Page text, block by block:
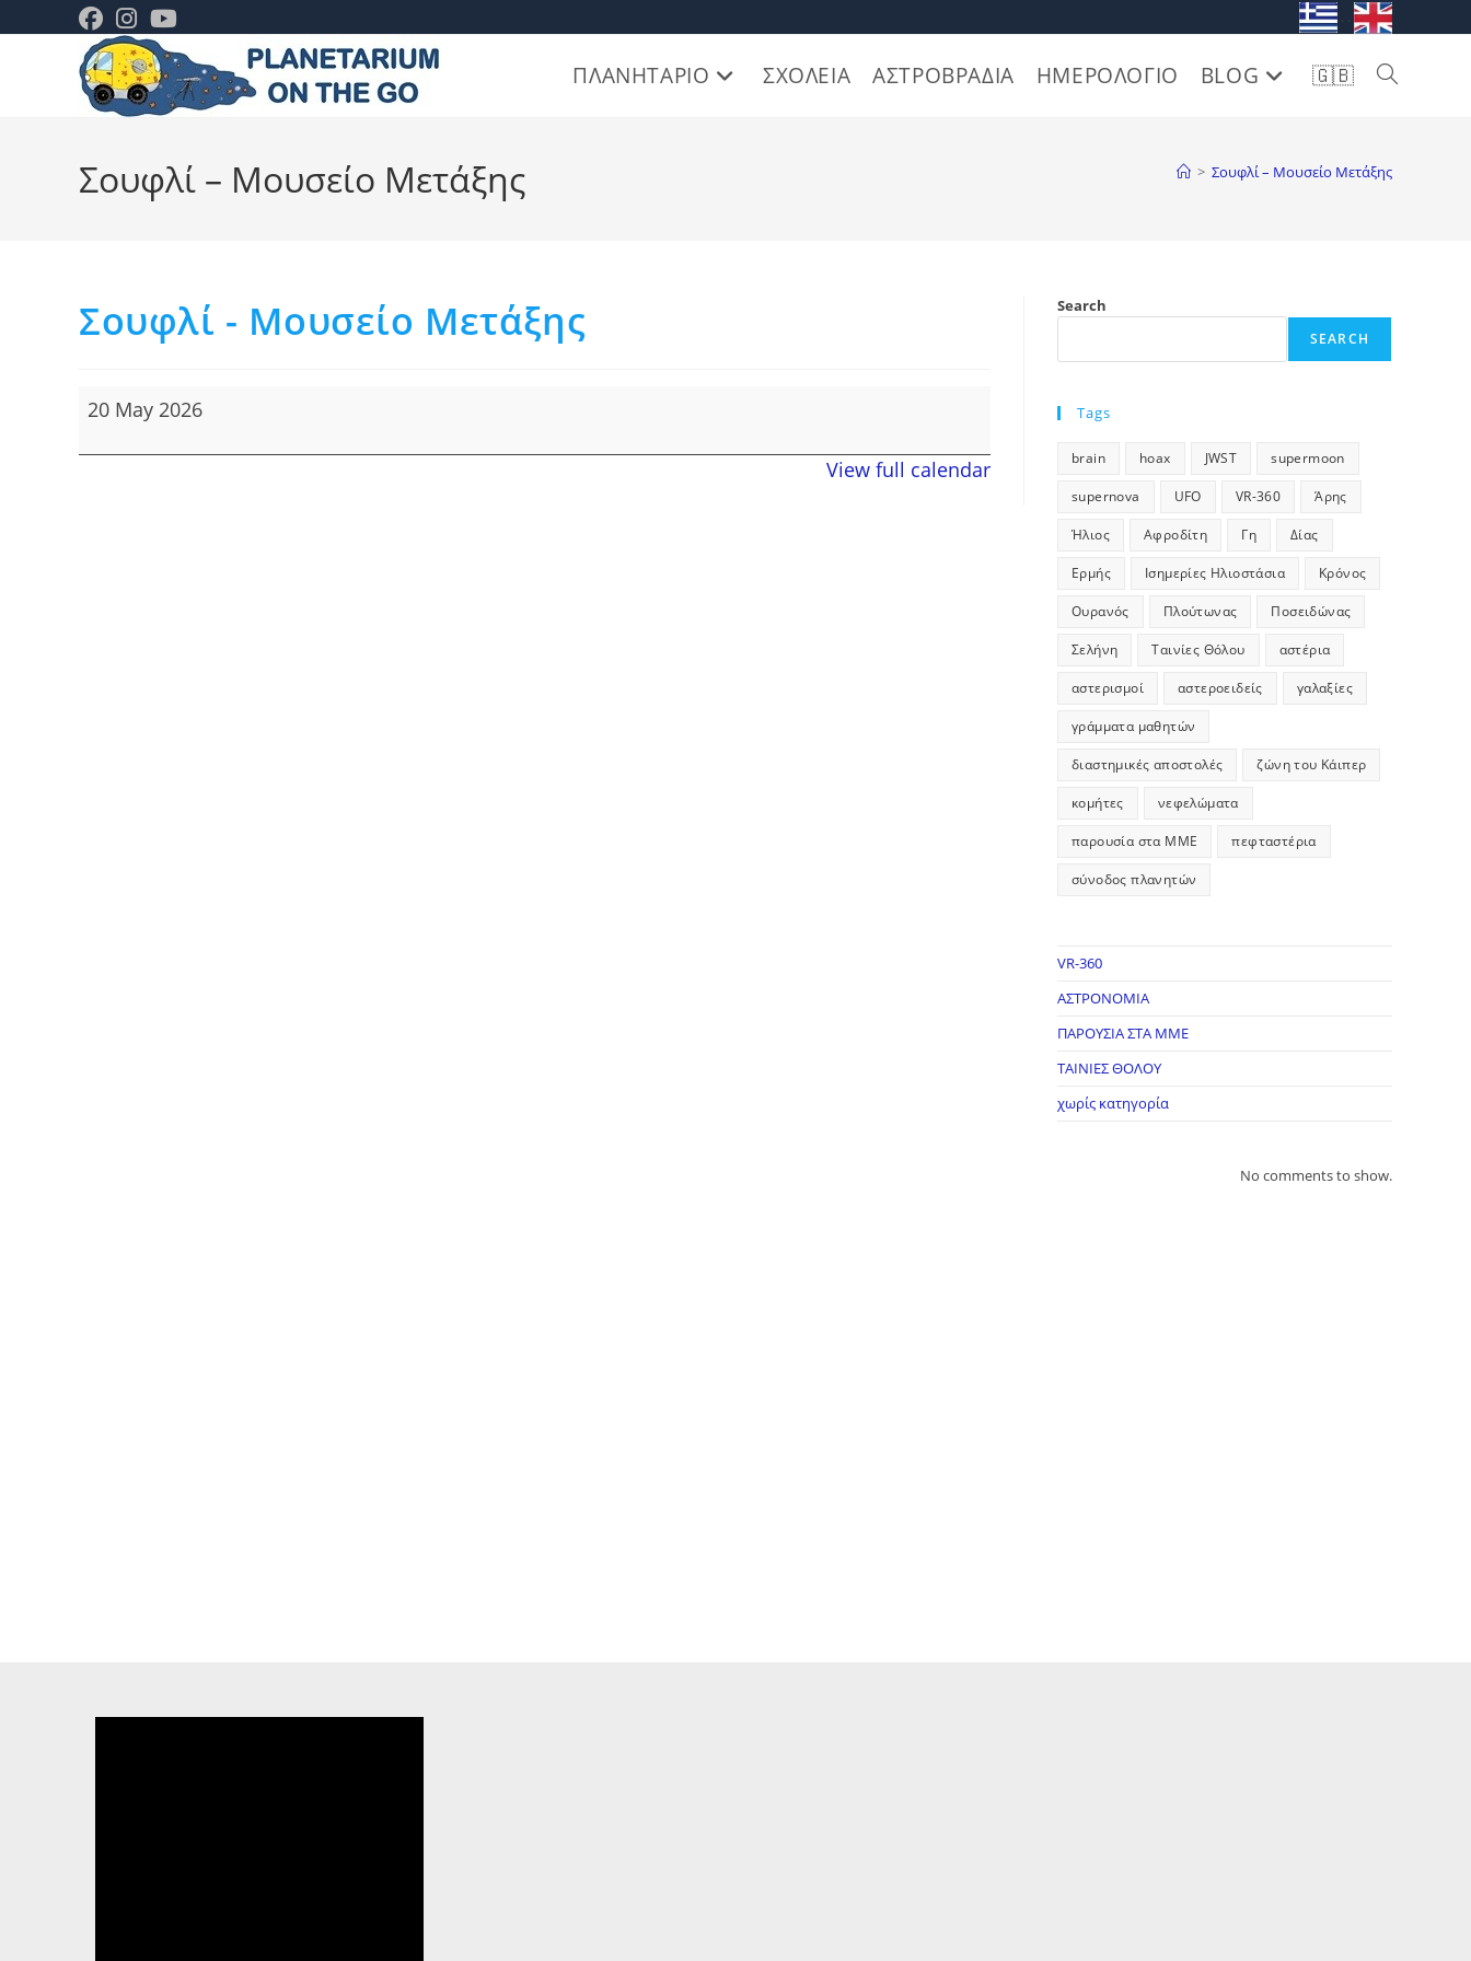
to
. .
ΠΛΑΝΗΤΑΡΙΟ ΣΧΟΛΕΙΑ ΑΣΤΡΟΒΡΑΔΙΑ ΗΜΕΡΟΛΟΓΙΟ BLOG 🇬🇧 Toggle
Σουφλί – Μουσείο Μετάξης > Σουφλί – Μουσείο Μετάξης
Σουφλί - Μουσείο Μετάξης
20 May 2026
View full calendar
Search
SEARCH
Tags
brain hoax JWST supermoon
supernova UFO VR-360 Άρης
Ήλιος Αφροδίτη Γη Δίας
Ερμής Ισημερίες Ηλιοστάσια Κρόνος
Ουρανός Πλούτωνας Ποσειδώνας
Σελήνη Ταινίες Θόλου αστέρια
αστερισμοί αστεροειδείς γαλαξίες
γράμματα μαθητών
διαστημικές αποστολές ζώνη του Κάιπερ
κομήτες νεφελώματα
παρουσία στα ΜΜΕ πεφταστέρια
σύνοδος πλανητών
VR-360
ΑΣΤΡΟΝΟΜΙΑ
ΠΑΡΟΥΣΙΑ ΣΤΑ ΜΜΕ
ΤΑΙΝΙΕΣ ΘΟΛΟΥ
χωρίς κατηγορία
No comments to show.